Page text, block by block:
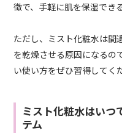
徴で、手軽に肌を保湿でき
ただし、ミスト化粧水は間
を乾燥させる原因になるの
い使い方をぜひ習得してく
ミスト化粧水はいつ
テム